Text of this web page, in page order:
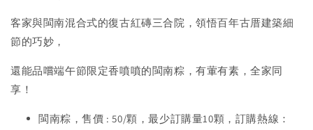
客家與閩南混合式的復古紅磚三合院，領悟百年古厝建築細
節的巧妙，
還能品嚐端午節限定香噴噴的閩南粽，有葷有素，全家同
享！
閩南粽，售價 : 50/顆，最少訂購量10顆，訂購熱線：